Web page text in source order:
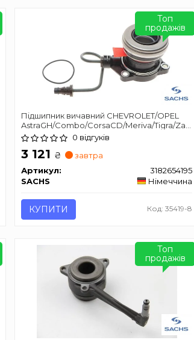
Підшипник вичавний CHEVROLET/OPEL
AstraGH/Combo/CorsaCD/Meriva/Tigra/Zafira
"1,0-2,0 "97>> 0 відгуків
3 121 ₴
завтра
Артикул:
3182654195
SACHS
Німеччина
КУПИТИ Код: 35419-8
Топ
продажів
Топ
продажів